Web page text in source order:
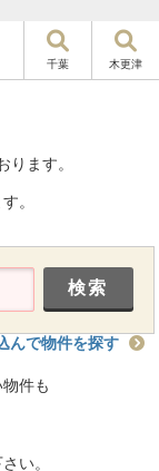
千葉 木更津
ります。
。
んで物件を探す
件も
い。